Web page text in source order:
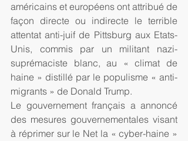
américains et européens ont attribué de
façon directe ou indirecte le terrible
attentat anti-juif de Pittsburg aux Etats-
Unis, commis par un militant nazi-
suprémaciste blanc, au « climat de
haine » distillé par le populisme « anti-
migrants » de Donald Trump.
Le gouvernement français a annoncé
des mesures gouvernementales visant
à réprimer sur le Net la « cyber-haine »